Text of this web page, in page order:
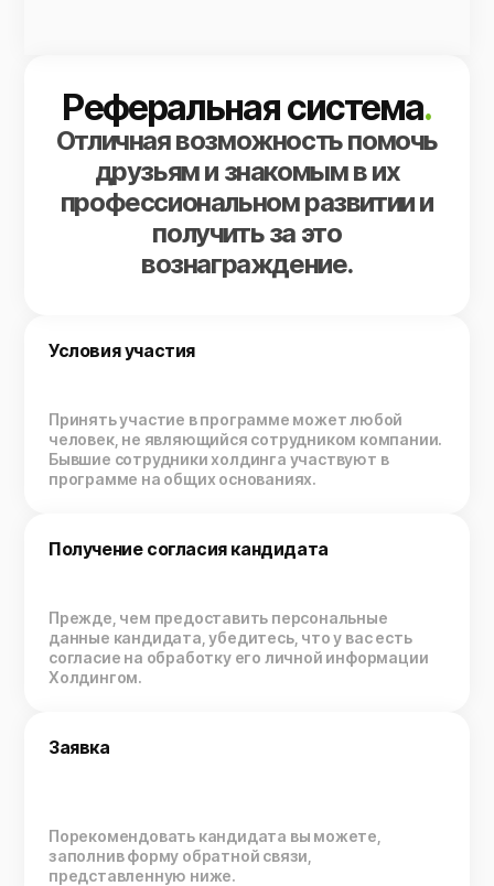
Реферальная система.
Отличная возможность помочь
друзьям и знакомым в их
профессиональном развитии и
получить за это
вознаграждение.
Условия участия
Принять участие в программе может любой
человек, не являющийся сотрудником компании.
Бывшие сотрудники холдинга участвуют в
программе на общих основаниях.
Получение согласия кандидата
Прежде, чем предоставить персональные
данные кандидата, убедитесь, что у вас есть
согласие на обработку его личной информации
Холдингом.
Заявка
Порекомендовать кандидата вы можете,
заполнив форму обратной связи,
представленную ниже.